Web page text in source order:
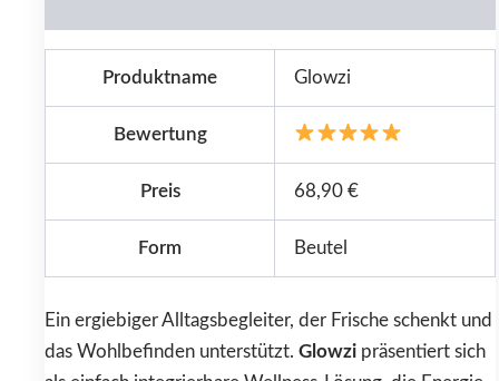
Produktname Glowzi
Bewertung
Preis 68,90 €
Form Beutel
Ein ergiebiger Alltagsbegleiter, der Frische schenkt und
das Wohlbefinden unterstützt. Glowzi präsentiert sich